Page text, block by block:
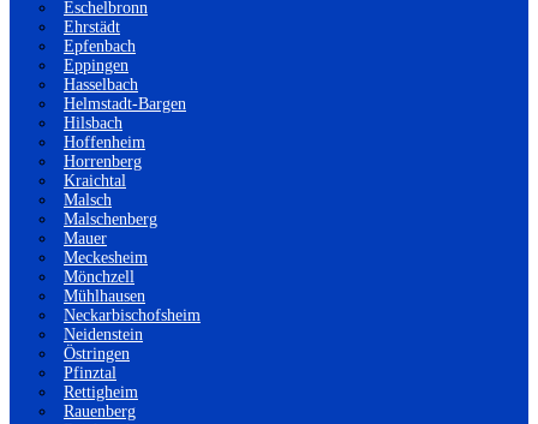
Eschelbronn
Ehrstädt
Epfenbach
Eppingen
Hasselbach
Helmstadt-Bargen
Hilsbach
Hoffenheim
Horrenberg
Kraichtal
Malsch
Malschenberg
Mauer
Meckesheim
Mönchzell
Mühlhausen
Neckarbischofsheim
Neidenstein
Östringen
Pfinztal
Rettigheim
Rauenberg